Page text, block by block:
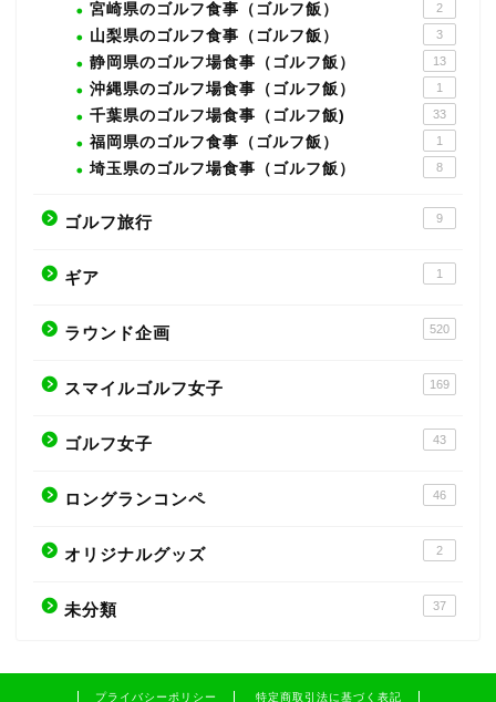
宮崎県のゴルフ食事（ゴルフ飯） 2
山梨県のゴルフ食事（ゴルフ飯） 3
静岡県のゴルフ場食事（ゴルフ飯） 13
沖縄県のゴルフ場食事（ゴルフ飯） 1
千葉県のゴルフ場食事（ゴルフ飯) 33
福岡県のゴルフ食事（ゴルフ飯） 1
埼玉県のゴルフ場食事（ゴルフ飯） 8
ゴルフ旅行 9
ギア 1
ラウンド企画 520
スマイルゴルフ女子 169
ゴルフ女子 43
ロングランコンペ 46
オリジナルグッズ 2
未分類 37
プライバシーポリシー 特定商取引法に基づく表記